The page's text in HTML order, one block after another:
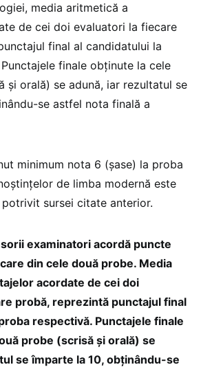
media aritmetică a
de cei doi evaluatori la fiecare
final al candidatului la
finale obținute la cele
și orală) se adună, iar rezultatul se
se astfel nota finală a
minimum nota 6 (șase) la proba
de limba modernă este
sursei citate anterior.
examinatori acordă puncte
din cele două probe. Media
acordate de cei doi
probă, reprezintă punctajul final
respectivă. Punctajele finale
probe (scrisă și orală) se
se împarte la 10, obținându-se